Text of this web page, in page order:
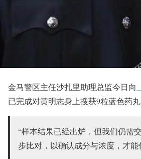
金马警区主任沙扎里助理总监今日向
已完成对黄明志身上搜获9粒蓝色药丸
“样本结果已经出炉，但我们仍需
步比对，以确认成分与浓度，才